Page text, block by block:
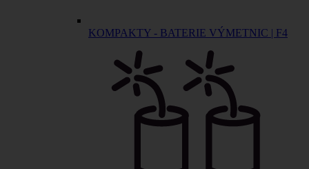
KOMPAKTY - BATERIE VÝMETNIC | F4